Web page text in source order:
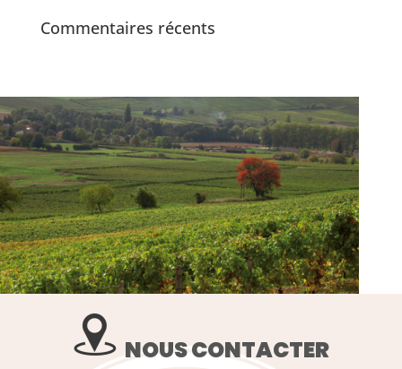
Commentaires récents
NOUS CONTACTER